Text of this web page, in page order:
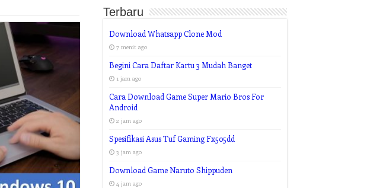
Terbaru
Download Whatsapp Clone Mod
7 menit ago
Begini Cara Daftar Kartu 3 Mudah Banget
1 jam ago
Cara Download Game Super Mario Bros For
Android
2 jam ago
Spesifikasi Asus Tuf Gaming Fx505dd
3 jam ago
Download Game Naruto Shippuden
4 jam ago